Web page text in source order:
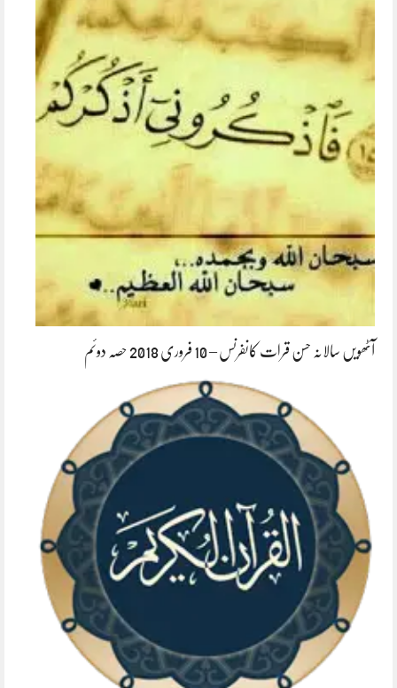
آٹھویں سالانہ حسن قرات کانفرنس – 10 فروری 2018 حصہ دوئم